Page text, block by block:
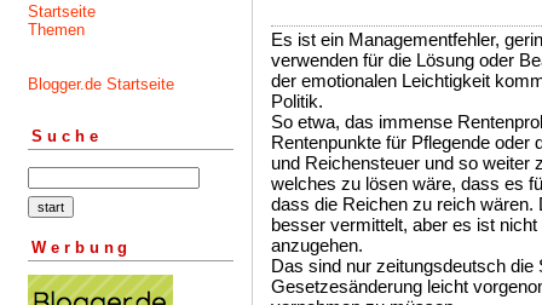
Startseite
Themen
Blogger.de Startseite
Suche
Werbung
Es ist ein Managementfehler,
verwenden für die Lösung oder
der emotionalen Leichtigkeit
Politik.
So etwa, das immense
Rentenpunkte für Pflegende oder
und Reichensteuer und so weiter
welches zu lösen wäre, dass es
dass die Reichen zu reich
besser vermittelt, aber es ist
anzugehen.
Das sind nur zeitungsdeutsch die
Gesetzesänderung leicht